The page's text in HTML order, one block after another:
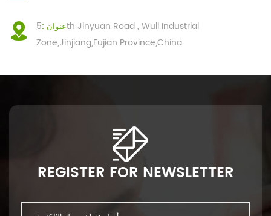
عنوان :5th Jinyuan Road , Wuli Industrial
Zone,Jinjiang,Fujian Province,China
REGISTER FOR NEWSLETTER